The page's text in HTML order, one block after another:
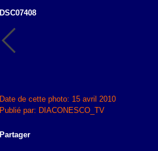
DSC07408
Date de cette photo: 15 avril 2010
Publié par: DIACONESCO_TV
Partager